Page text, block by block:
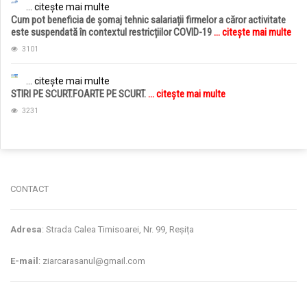
... citește mai multe
Cum pot beneficia de șomaj tehnic salariații firmelor a căror activitate
este suspendată în contextul restricțiilor COVID-19... citește mai multe
3101
... citește mai multe
STIRI PE SCURT.FOARTE PE SCURT.... citește mai multe
3231
CONTACT
Adresa: Strada Calea Timisoarei, Nr. 99, Reșița
E-mail : ziarcarasanul@gmail.com